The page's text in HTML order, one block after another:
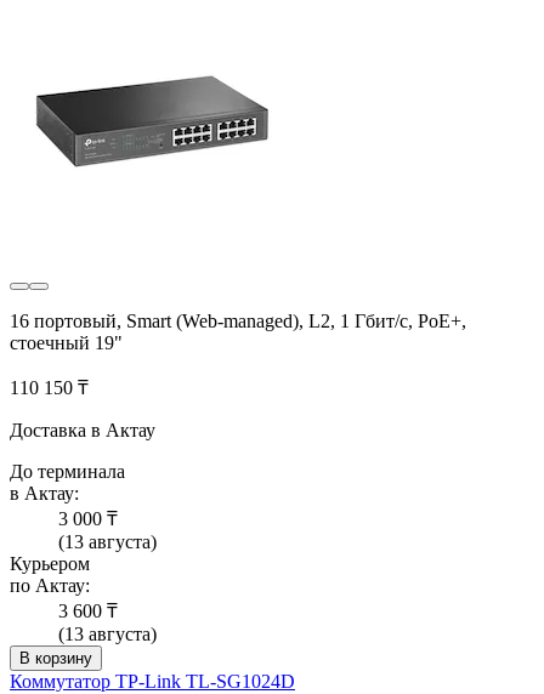
16 портовый, Smart (Web-managed), L2, 1 Гбит/с, PoE+,
стоечный 19"
110 150 ₸
Доставка в Актау
До терминала
в Актау:
3 000 ₸
(13 августа)
Курьером
по Актау:
3 600 ₸
(13 августа)
В корзину
Коммутатор TP-Link TL-SG1024D